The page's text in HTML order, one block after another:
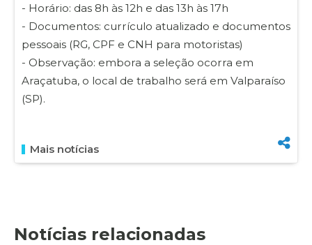
- Horário: das 8h às 12h e das 13h às 17h
- Documentos: currículo atualizado e documentos
pessoais (RG, CPF e CNH para motoristas)
- Observação: embora a seleção ocorra em
Araçatuba, o local de trabalho será em Valparaíso
(SP).
Mais notícias
Notícias relacionadas